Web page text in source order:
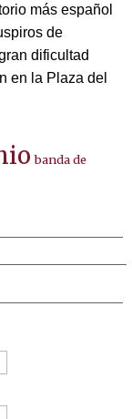
más español
de
dificultad
en la Plaza del
banda de